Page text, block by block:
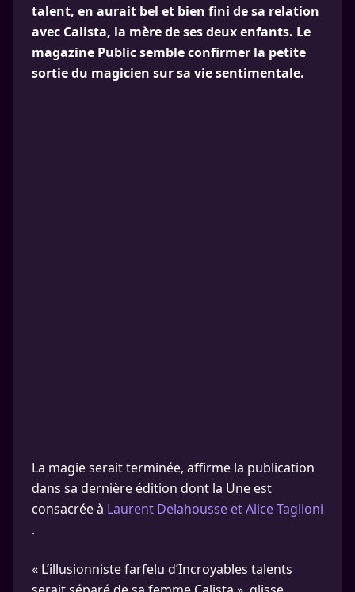
talent, en aurait bel et bien fini de sa relation
avec Calista, la mère de ses deux enfants. Le
magazine Public semble confirmer la petite
sortie du magicien sur sa vie sentimentale.
La magie serait terminée, affirme la publication
dans sa dernière édition dont la Une est
consacrée à Laurent Delahousse et Alice Taglioni
.
« L’illusionniste farfelu d’Incroyables talents